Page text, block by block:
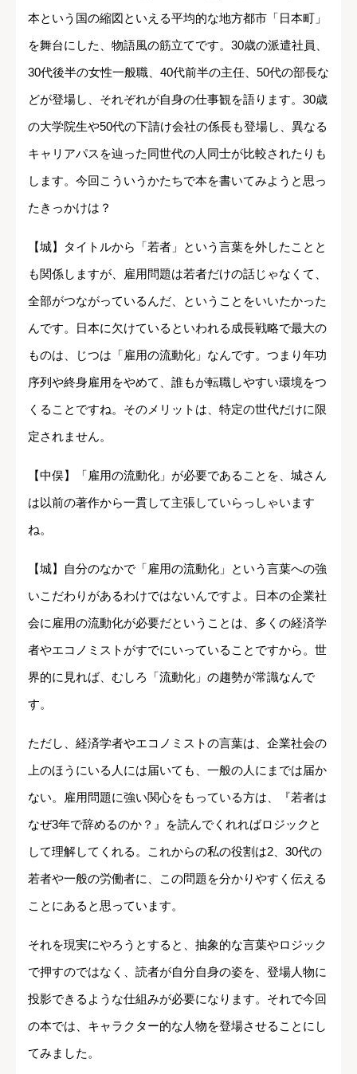
本という国の縮図といえる平均的な地方都市「日本町」
を舞台にした、物語風の筋立てです。30歳の派遣社員、
30代後半の女性一般職、40代前半の主任、50代の部長な
どが登場し、それぞれが自身の仕事観を語ります。30歳
の大学院生や50代の下請け会社の係長も登場し、異なる
キャリアパスを辿った同世代の人同士が比較されたりも
します。今回こういうかたちで本を書いてみようと思っ
たきっかけは？
【城】タイトルから「若者」という言葉を外したことと
も関係しますが、雇用問題は若者だけの話じゃなくて、
全部がつながっているんだ、ということをいいたかった
んです。日本に欠けているといわれる成長戦略で最大の
ものは、じつは「雇用の流動化」なんです。つまり年功
序列や終身雇用をやめて、誰もが転職しやすい環境をつ
くることですね。そのメリットは、特定の世代だけに限
定されません。
【中俣】「雇用の流動化」が必要であることを、城さん
は以前の著作から一貫して主張していらっしゃいます
ね。
【城】自分のなかで「雇用の流動化」という言葉への強
いこだわりがあるわけではないんですよ。日本の企業社
会に雇用の流動化が必要だということは、多くの経済学
者やエコノミストがすでにいっていることですから。世
界的に見れば、むしろ「流動化」の趨勢が常識なんで
す。
ただし、経済学者やエコノミストの言葉は、企業社会の
上のほうにいる人には届いても、一般の人にまでは届か
ない。雇用問題に強い関心をもっている方は、『若者は
なぜ3年で辞めるのか？』を読んでくれればロジックと
して理解してくれる。これからの私の役割は2、30代の
若者や一般の労働者に、この問題を分かりやすく伝える
ことにあると思っています。
それを現実にやろうとすると、抽象的な言葉やロジック
で押すのではなく、読者が自分自身の姿を、登場人物に
投影できるような仕組みが必要になります。それで今回
の本では、キャラクター的な人物を登場させることにし
てみました。